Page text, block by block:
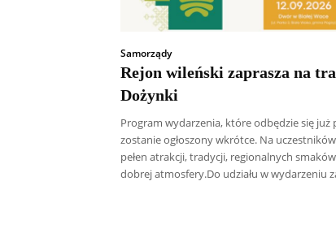
Samorządy
Rejon wileński zaprasza na
Dożynki
Program wydarzenia, które odbędzie się już
zostanie ogłoszony wkrótce. Na
pełen atrakcji, tradycji, regionalnych
dobrej atmosfery.Do udziału w wydarzeniu